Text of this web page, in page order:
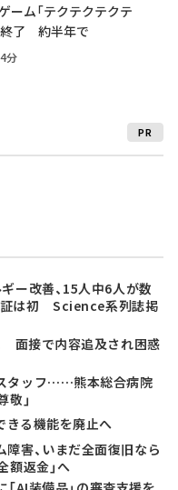
ーム「テクテクテクテ
了 約半年で
分
PR
ー改善、15人中6人が数
は初 Science系列誌掲
面接で内容追及され困惑
タッフ……熊本総合病院
敬」
きる機能を廃止へ
障害、いまだ全面復旧なら
返金」へ